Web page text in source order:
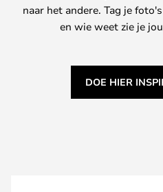
naar het andere. Tag je
en wie weet zie je
DOE HIER